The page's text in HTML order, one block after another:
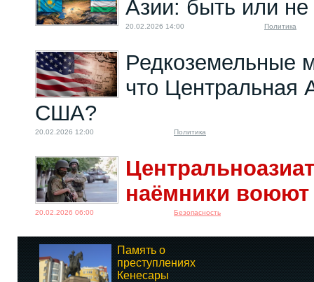
Азии: быть или
20.02.2026 14:00 Политика
Редкоземельные
что Центральная
США?
20.02.2026 12:00 Политика
наёмники
20.02.2026 06:00 Безопасность
Память о
преступлениях
Кенесары